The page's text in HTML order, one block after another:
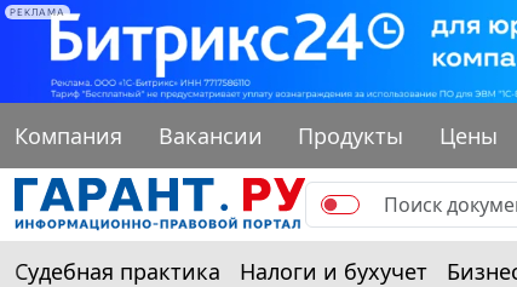
РЕКЛАМА
Компания Вакансии Продукты Цены
Судебная практика Налоги и бухучет